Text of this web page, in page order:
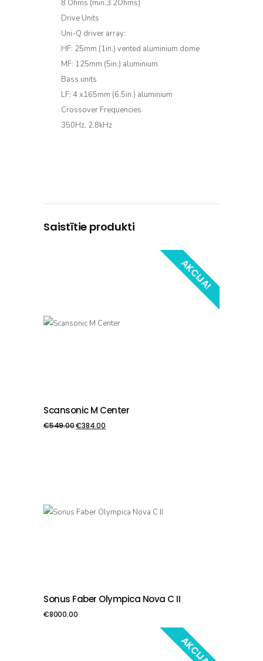
8 Ohms (min.3.2Ohms)
Drive Units
Uni-Q driver array:
HF: 25mm (1in.) vented aluminium dome
MF: 125mm (5in.) aluminium
Bass units
LF: 4 x165mm (6.5in.) aluminium
Crossover Frequencies
350Hz, 2.8kHz
Saistītie produkti
AKCIJA!
PIEVIENOT GROZAM
Scansonic M Center
€549.00€384.00
PIEVIENOT GROZAM
Sonus Faber Olympica Nova C II
€8000.00
AKCIJA!